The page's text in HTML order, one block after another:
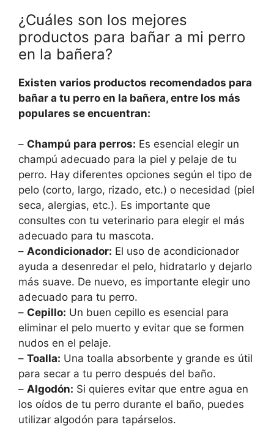
¿Cuáles son los mejores
productos para bañar a mi perro
en la bañera?
Existen varios productos recomendados para
bañar a tu perro en la bañera, entre los más
populares se encuentran:
– Champú para perros: Es esencial elegir un
champú adecuado para la piel y pelaje de tu
perro. Hay diferentes opciones según el tipo de
pelo (corto, largo, rizado, etc.) o necesidad (piel
seca, alergias, etc.). Es importante que
consultes con tu veterinario para elegir el más
adecuado para tu mascota.
– Acondicionador: El uso de acondicionador
ayuda a desenredar el pelo, hidratarlo y dejarlo
más suave. De nuevo, es importante elegir uno
adecuado para tu perro.
– Cepillo: Un buen cepillo es esencial para
eliminar el pelo muerto y evitar que se formen
nudos en el pelaje.
– Toalla: Una toalla absorbente y grande es útil
para secar a tu perro después del baño.
– Algodón: Si quieres evitar que entre agua en
los oídos de tu perro durante el baño, puedes
utilizar algodón para tapárselos.